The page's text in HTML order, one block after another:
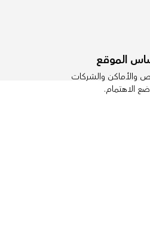
الموقع
والأماكن والشركات
الاهتمام.